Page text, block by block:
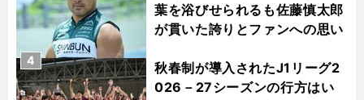
葉を浴びせられるも佐藤慎太郎
が貫いた誇りとファンへの思い
秋春制が導入されたJ1リーグ2
026－27シーズンの行方はい
4